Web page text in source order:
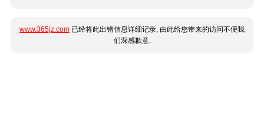
www.365jz.com 已经将此出错信息详细记录, 由此给您带来的访问不便我
们深感歉意.